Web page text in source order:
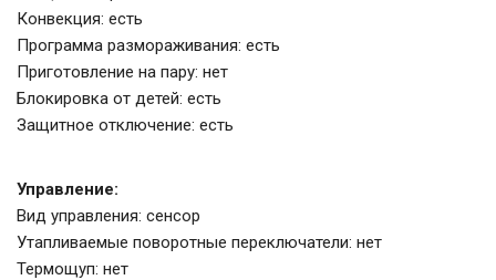
Конвекция: есть
Программа размораживания: есть
Приготовление на пару: нет
Блокировка от детей: есть
Защитное отключение: есть
Управление:
Вид управления: сенсор
Утапливаемые поворотные переключатели: нет
Термощуп: нет